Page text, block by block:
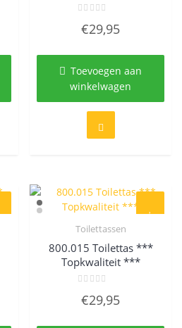
0€29,95
Toevoegen aan
winkelwagen
Quick View
Toilettassen
800.015 Toilettas ***
Topkwaliteit ***
0
uit
€29,95